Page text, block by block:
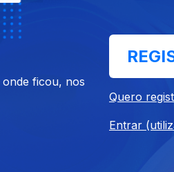
Festival Mental e
Ali Asgari, Sonhos, de Michel
Encontros de Cinema de Viana e
ficou, nos
Quero
Entrar